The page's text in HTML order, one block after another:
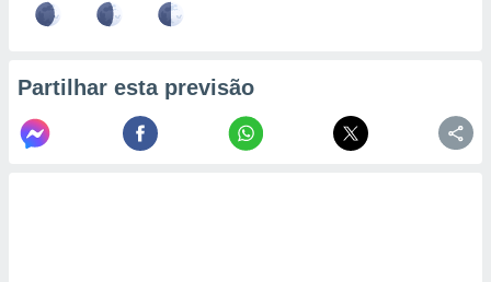
Partilhar esta previsão